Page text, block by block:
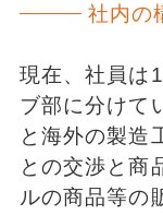
社内の
現在、社員は
ブ部に分けて
と海外の製造
との交渉と商
ルの商品等の